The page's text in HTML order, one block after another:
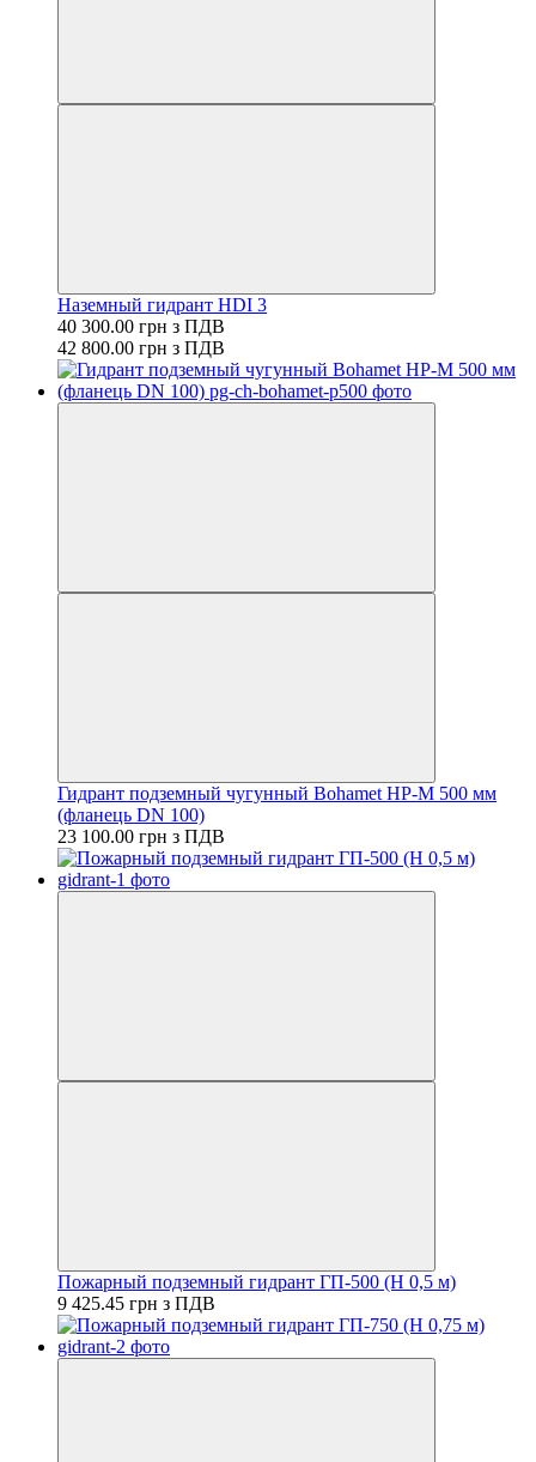
Наземный гидрант HDI 3
40 300.00 грн з ПДВ
42 800.00 грн з ПДВ
Гидрант подземный чугунный Bohamet HP-M 500 мм
(фланець DN 100)
23 100.00 грн з ПДВ
Пожарный подземный гидрант ГП-500 (H 0,5 м)
9 425.45 грн з ПДВ